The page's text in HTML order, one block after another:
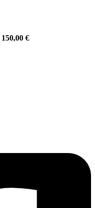
150,00 €